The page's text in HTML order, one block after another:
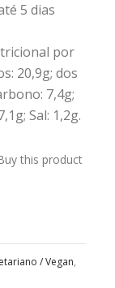
5 dias
por
20,9g; dos
7,4g;
Sal: 1,2g.
this product
/ Vegan,